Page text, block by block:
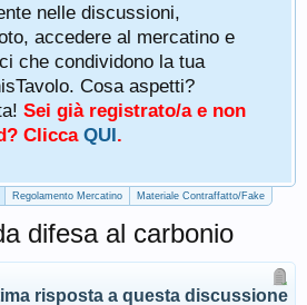
nelle discussioni,
accedere al mercatino e
che condividono la tua
Cosa aspetti?
Sei già registrato/a e non
Clicca QUI.
Regolamento Mercatino Materiale Contraffatto/Fake
difesa al carbonio
risposta a questa discussione